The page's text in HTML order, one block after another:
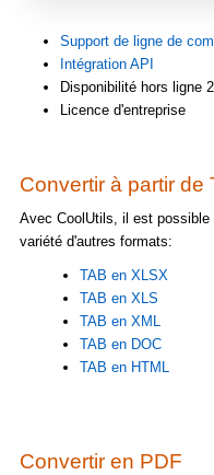
Support de ligne de
Intégration API
Disponibilité hors ligne
Licence d'entreprise
Convertir à partir de
Avec CoolUtils, il est
variété d'autres formats:
TAB en XLSX
TAB en XLS
TAB en XML
TAB en DOC
TAB en HTML
Convertir en PDF